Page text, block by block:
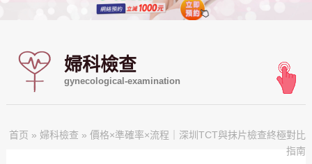
婦科檢查
gynecological-examination
首页 »婦科檢查 » 價格×準確率×流程｜深圳TCT與抹片檢查終極對比
指南